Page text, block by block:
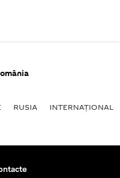
RUSIA INTERNAŢIONAL